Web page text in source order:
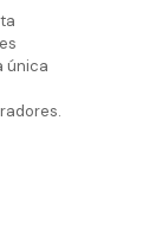
única